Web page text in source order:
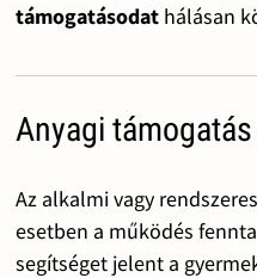
támogatásodat hálásan
Anyagi támogatás
Az alkalmi vagy
esetben a működés
segítséget jelent a